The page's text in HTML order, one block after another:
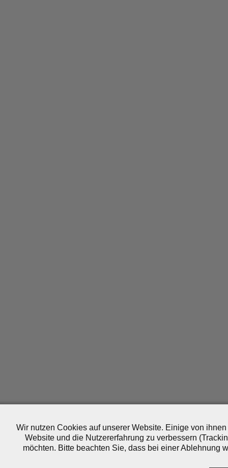
Wir nutzen Cookies auf unserer Website. Einige von
Website und die Nutzererfahrung zu verbessern
möchten. Bitte beachten Sie, dass bei einer Ablehnung